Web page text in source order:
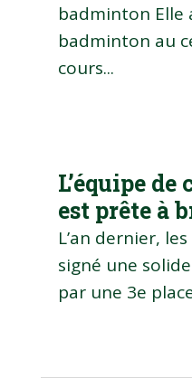
badminton Elle
badminton au
cours...
L’équipe
est prête à
L’an dernier,
signé une
par une 3e